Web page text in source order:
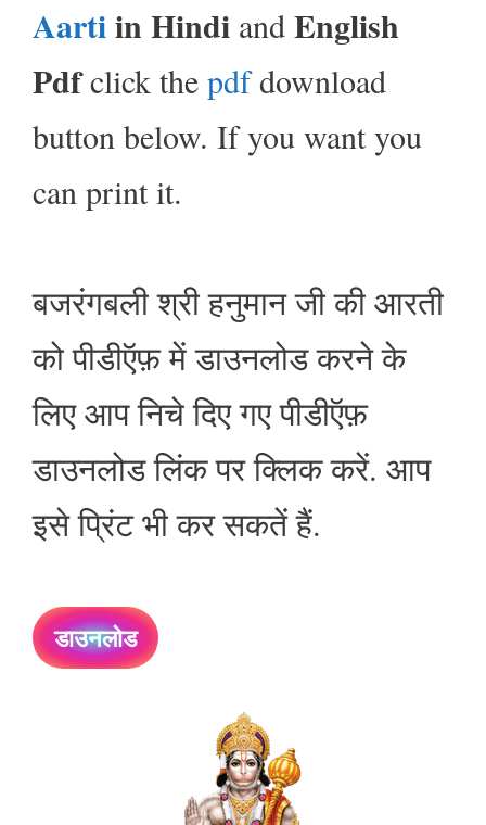
Aartiin Hindi and English
Pdfclick the pdfdownload
button below. If you want you
can print it.
बजरंगबली श्री हनुमान जी की आरती
को पीडीऍफ़ में डाउनलोड करने के
लिए आप निचे दिए गए पीडीऍफ़
डाउनलोड लिंक पर क्लिक करें. आप
इसे प्रिंट भी कर सकतें हैं.
डाउनलोड